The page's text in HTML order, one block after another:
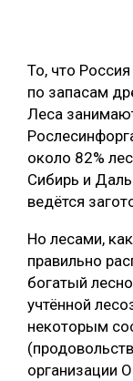
То, что
по запасам
Леса
около 82%
Сибирь и
ведётся
Но лесами,
правильно
богатый
учтённой
некоторым
организации